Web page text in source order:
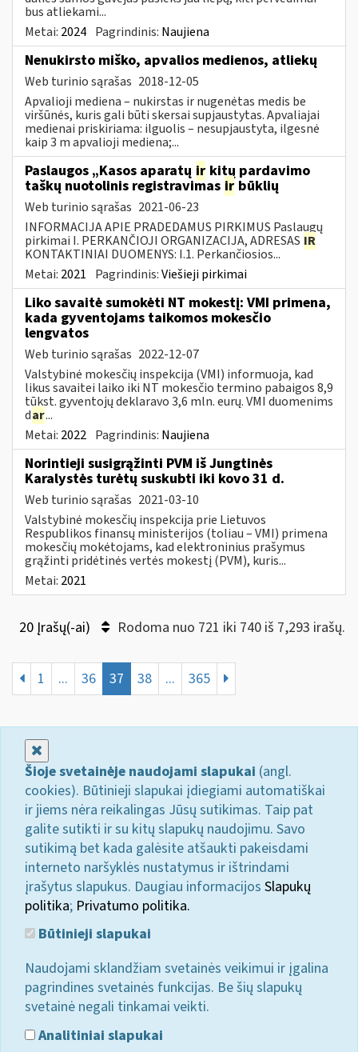
bus atliekami...
Metai: 2024 Pagrindinis: Naujiena
Nenukirsto miško, apvalios medienos, atliekų
Web turinio sąrašas 2018-12-05
Apvalioji mediena – nukirstas ir nugenėtas medis be
viršūnės, kuris gali būti skersai supjaustytas. Apvaliajai
medienai priskiriama: ilguolis – nesupjaustyta, ilgesnė
kaip 3 m apvalioji mediena;...
Paslaugos „Kasos aparatų ir kitų pardavimo
taškų nuotolinis registravimas ir būklių
Web turinio sąrašas 2021-06-23
INFORMACIJA APIE PRADEDAMUS PIRKIMUS Paslaugų
pirkimai I. PERKANČIOJI ORGANIZACIJA, ADRESAS IR
KONTAKTINIAI DUOMENYS: I.1. Perkančiosios...
Metai: 2021 Pagrindinis:Viešieji pirkimai
Liko savaitė sumokėti NT mokestį: VMI primena,
kada gyventojams taikomos mokesčio
lengvatos
Web turinio sąrašas 2022-12-07
Valstybinė mokesčių inspekcija (VMI) informuoja, kad
likus savaitei laiko iki NT mokesčio termino pabaigos 8,9
tūkst. gyventojų deklaravo 3,6 mln. eurų. VMI duomenims
dar...
Metai: 2022 Pagrindinis: Naujiena
Norintieji susigrąžinti PVM iš Jungtinės
Karalystės turėtų suskubti iki kovo 31 d.
Web turinio sąrašas 2021-03-10
Valstybinė mokesčių inspekcija prie Lietuvos
Respublikos finansų ministerijos (toliau – VMI) primena
mokesčių mokėtojams, kad elektroninius prašymus
grąžinti pridėtinės vertės mokestį (PVM), kuris...
Metai: 2021
20 Įrašų(-ai) Rodoma nuo 721 iki 740 iš 7,293 irašų.
1 ... 36 37 38 ... 365
Šioje svetainėje naudojami slapukai (angl.
cookies). Būtinieji slapukai įdiegiami automatiškai
ir jiems nėra reikalingas Jūsų sutikimas. Taip pat
galite sutikti ir su kitų slapukų naudojimu. Savo
sutikimą bet kada galėsite atšaukti pakeisdami
interneto naršyklės nustatymus ir ištrindami
įrašytus slapukus. Daugiau informacijos Slapukų
politika; Privatumo politika.
Būtinieji slapukai
Naudojami sklandžiam svetainės veikimui ir įgalina
pagrindines svetainės funkcijas. Be šių slapukų
svetainė negali tinkamai veikti.
Analitiniai slapukai